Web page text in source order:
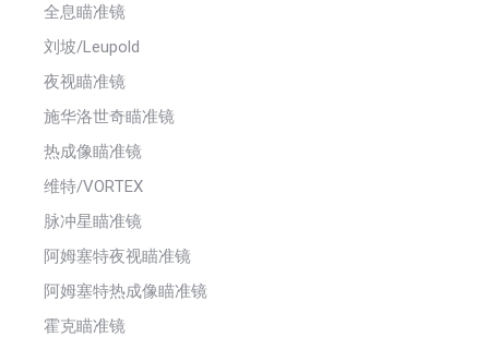
全息瞄准镜
刘坡/Leupold
夜视瞄准镜
施华洛世奇瞄准镜
热成像瞄准镜
维特/VORTEX
脉冲星瞄准镜
阿姆塞特夜视瞄准镜
阿姆塞特热成像瞄准镜
霍克瞄准镜